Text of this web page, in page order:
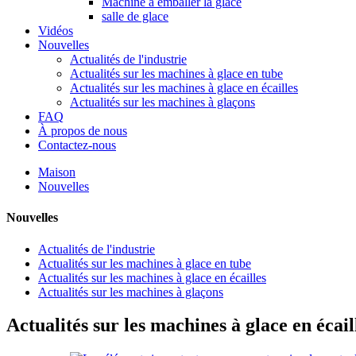
salle de glace
Vidéos
Nouvelles
Actualités de l'industrie
Actualités sur les machines à glace en tube
Actualités sur les machines à glace en écailles
Actualités sur les machines à glaçons
FAQ
À propos de nous
Contactez-nous
Maison
Nouvelles
Nouvelles
Actualités de l'industrie
Actualités sur les machines à glace en tube
Actualités sur les machines à glace en écailles
Actualités sur les machines à glaçons
Actualités sur les machines à glace en